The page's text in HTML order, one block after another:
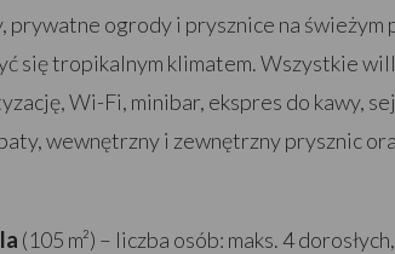
prywatne ogrody i prysznice na świeżym
się tropikalnym klimatem. Wszystkie
Wi-Fi, minibar, ekspres do kawy,
wewnętrzny i zewnętrzny prysznic
(105 m²) – liczba osób: maks. 4